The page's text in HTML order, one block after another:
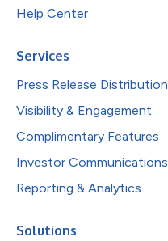
Help Center
Services
Press Release Distribution
Visibility & Engagement
Complimentary Features
Investor Communications
Reporting & Analytics
Solutions